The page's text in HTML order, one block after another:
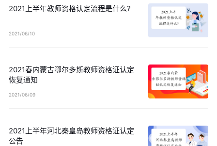
2021上半年教师资格认定流程是什么?
2021/06/10
2021春内蒙古鄂尔多斯教师资格证认定
恢复通知
2021/06/09
2021上半年河北秦皇岛教师资格证认定
公告